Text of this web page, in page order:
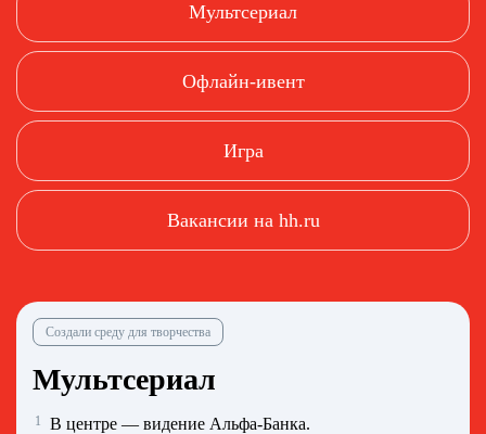
Мультсериал
Офлайн-ивент
Игра
Вакансии на hh.ru
Создали среду для творчества
Мультсериал
1 В центре — видение Альфа‑Банка.